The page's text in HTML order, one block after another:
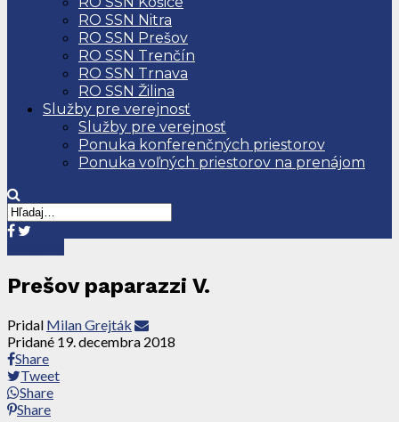
RO SSN Nitra
RO SSN Prešov
RO SSN Trenčín
RO SSN Trnava
RO SSN Žilina
Služby pre verejnosť
Služby pre verejnosť
Ponuka konferenčných priestorov
Ponuka voľných priestorov na prenájom
Prešov paparazzi V.
Pridal Milan Grejták
Pridané 19. decembra 2018
Share
Tweet
Share
Share